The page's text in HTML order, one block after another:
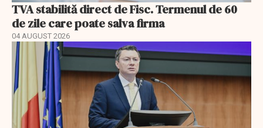
TVA stabilită direct de Fisc. Termenul de 60
de zile care poate salva firma
04 AUGUST 2026